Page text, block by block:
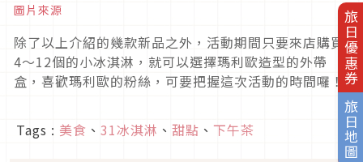
旅日優惠券
旅日地圖
圖片來源
除了以上介紹的幾款新品之外，活動期間只要來店購買
4～12個的小冰淇淋，就可以選擇瑪利歐造型的外帶
盒，喜歡瑪利歐的粉絲，可要把握這次活動的時間囉！
Tags : 美食 、 31冰淇淋 、 甜點 、 下午茶